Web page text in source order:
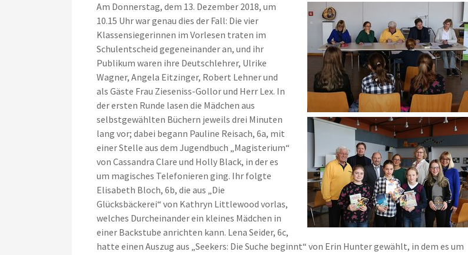
Am Donnerstag, dem 13. Dezember 2018, um
10.15 Uhr war genau dies der Fall: Die vier
Klassensiegerinnen im Vorlesen traten im
Schulentscheid gegeneinander an, und ihr
Publikum waren ihre Deutschlehrer, Ulrike
Wagner, Angela Eitzinger, Robert Lehner und
als Gäste Frau Zieseniss-Gollor und Herr Lex. In
der ersten Runde lasen die Mädchen aus
selbstgewählten Büchern jeweils drei Minuten
lang vor; dabei begann Pauline Reisach, 6a, mit
einer Stelle aus dem Jugendbuch „Magisterium“
von Cassandra Clare und Holly Black, in der es
um magisches Telefonieren ging. Ihr folgte
Elisabeth Bloch, 6b, die aus „Die
Glücksbäckerei“ von Kathryn Littlewood vorlas,
welches Durcheinander ein kleines Mädchen in
einer Backstube anrichten kann. Lena Seider, 6c,
hatte einen Auszug aus „Seekers: Die Suche beginnt“ von Erin Hunter gewählt, in dem es um